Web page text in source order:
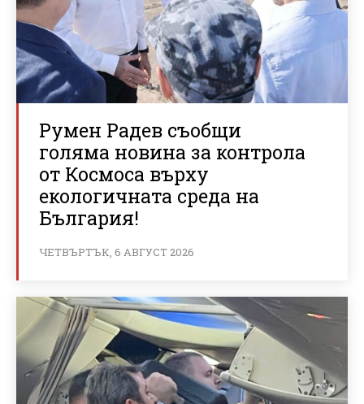
Румен Радев съобщи
голяма новина за контрола
от Космоса върху
екологичната среда на
България!
ЧЕТВЪРТЪК, 6 АВГУСТ 2026